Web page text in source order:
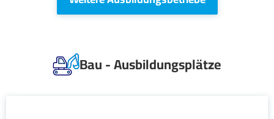
Bau - Ausbildungsplätze